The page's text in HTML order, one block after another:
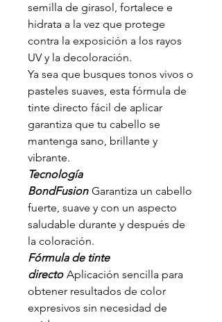
semilla de girasol, fortalece e
hidrata a la vez que protege
contra la exposición a los rayos
UV y la decoloración.
Ya sea que busques tonos vivos o
pasteles suaves, esta fórmula de
tinte directo fácil de aplicar
garantiza que tu cabello se
mantenga sano, brillante y
vibrante.
Tecnología
BondFusion Garantiza un cabello
fuerte, suave y con un aspecto
saludable durante y después de
la coloración.
Fórmula de tinte
directo Aplicación sencilla para
obtener resultados de color
expresivos sin necesidad de